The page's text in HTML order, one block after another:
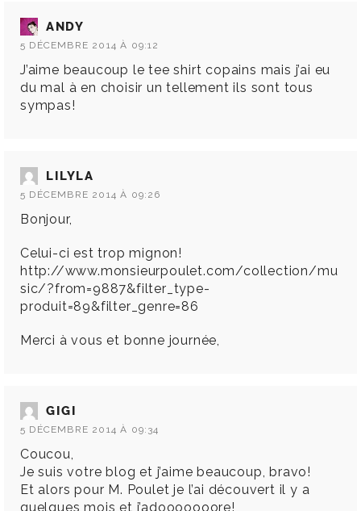
ANDY
5 DÉCEMBRE 2014 À 09:12
J’aime beaucoup le tee shirt copains mais j’ai eu
du mal à en choisir un tellement ils sont tous
sympas!
LILYLA
5 DÉCEMBRE 2014 À 09:26
Bonjour,
Celui-ci est trop mignon!
http://www.monsieurpoulet.com/collection/mu
sic/?from=9887&filter_type-
produit=89&filter_genre=86
Merci à vous et bonne journée,
GIGI
5 DÉCEMBRE 2014 À 09:34
Coucou,
Je suis votre blog et j’aime beaucoup, bravo!
Et alors pour M. Poulet je l’ai découvert il y a
quelques mois et j’adooooooore!